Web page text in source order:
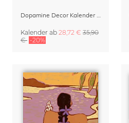
Dopamine Decor Kalender 2027 von Studio Dolci
Kalender ab 28,72 € 35,90
€ -20%